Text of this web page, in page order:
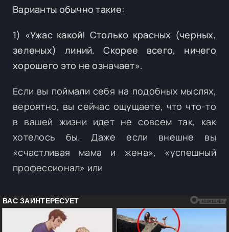
Варианты обычно такие:
1) «Ужас какой! Столько красных (черных,
зеленых) линий. Скорее всего, ничего
хорошего это не означает».
Если вы поймали себя на подобных мыслях,
вероятно, вы сейчас ощущаете, что что-то
в вашей жизни идет не совсем так, как
хотелось бы. Даже если внешне вы
«счастливая мама и жена», «успешный
профессионал» или